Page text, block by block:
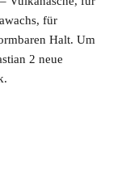
für
Halt. Um
2 neue